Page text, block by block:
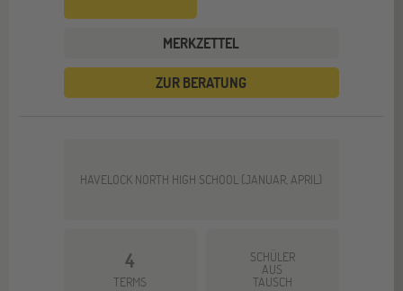
MERKZETTEL
ZUR BERATUNG
HAVELOCK NORTH HIGH SCHOOL (JANUAR, APRIL)
4
TERMS
SCHÜLER
AUS
TAUSCH